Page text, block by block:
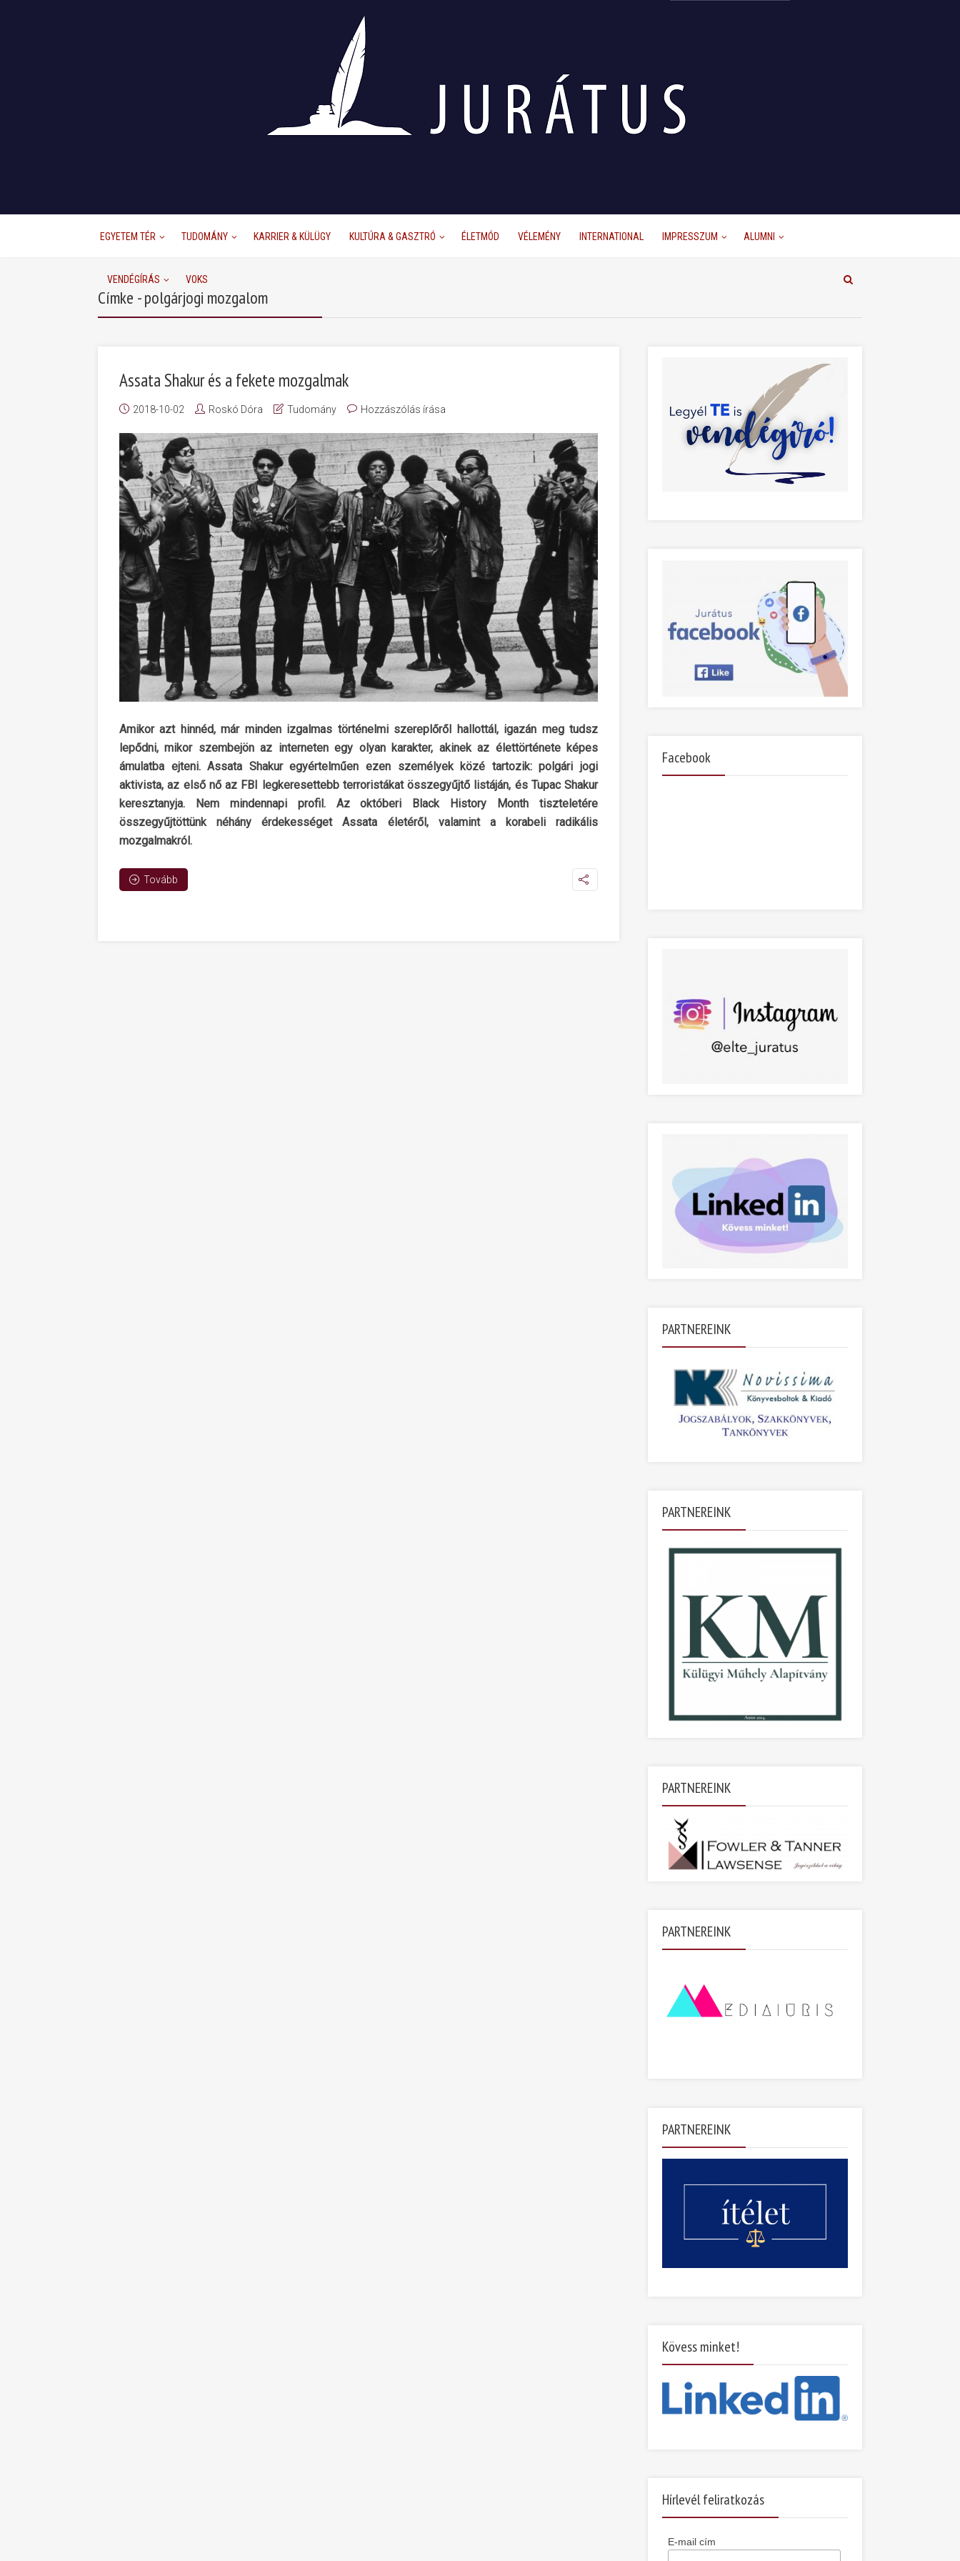
EGYETEM TÉR TUDOMÁNY KARRIER & KÜLÜGY KULTÚRA & GASZTRÓ ÉLETMÓD VÉLEMÉNY INTERNATIONAL IMPRESSZUM ALUMNI
VENDÉGÍRÁS VOKS
Címke - polgárjogi mozgalom
Assata Shakur és a fekete mozgalmak
2018-10-02 Roskó Dóra Tudomány Hozzászólás írása
Amikor azt hinnéd, már minden izgalmas történelmi szereplőről hallottál, igazán meg tudsz
lepődni, mikor szembejön az interneten egy olyan karakter, akinek az élettörténete képes
ámulatba ejteni. Assata Shakur egyértelműen ezen személyek közé tartozik: polgári jogi
aktivista, az első nő az FBI legkeresettebb terroristákat összegyűjtő listáján, és Tupac Shakur
keresztanyja. Nem mindennapi profil. Az októberi Black History Month tiszteletére
összegyűjtöttünk néhány érdekességet Assata életéről, valamint a korabeli radikális
mozgalmakról.
Tovább
Facebook
PARTNEREINK
PARTNEREINK
PARTNEREINK
PARTNEREINK
PARTNEREINK
Kövess minket!
Hírlevél feliratkozás
E-mail cím